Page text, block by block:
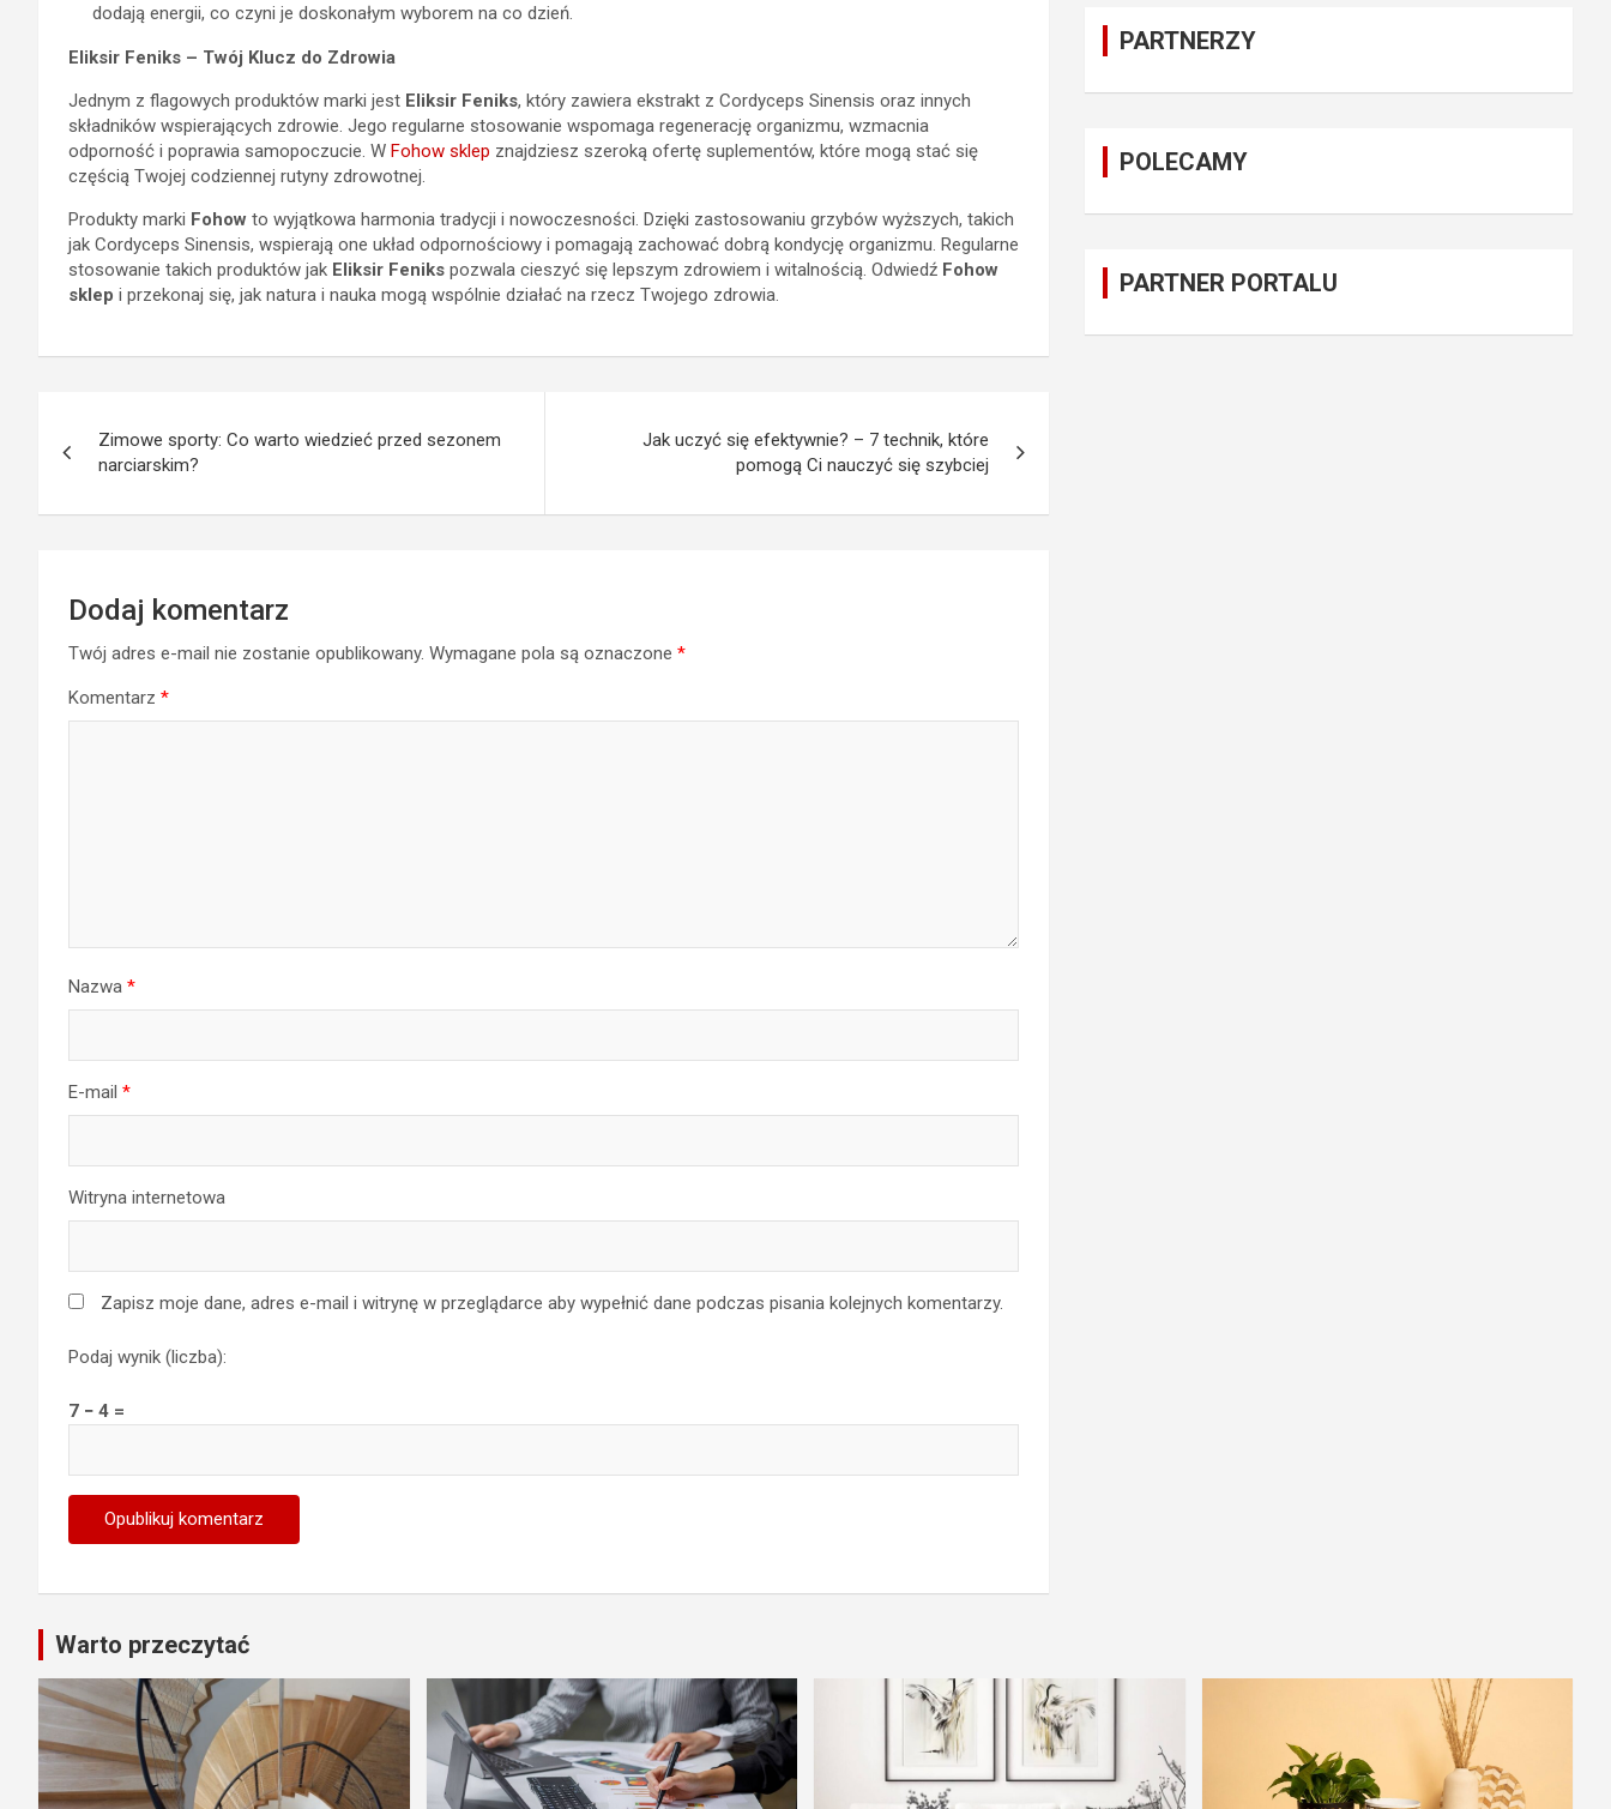
dodają energii, co czyni je doskonałym wyborem na co dzień.
Eliksir Feniks – Twój Klucz do Zdrowia
Jednym z flagowych produktów marki jest Eliksir Feniks, który zawiera ekstrakt z Cordyceps Sinensis oraz innych
składników wspierających zdrowie. Jego regularne stosowanie wspomaga regenerację organizmu, wzmacnia
odporność i poprawia samopoczucie. W Fohow sklep znajdziesz szeroką ofertę suplementów, które mogą stać się
częścią Twojej codziennej rutyny zdrowotnej.
Produkty marki Fohow to wyjątkowa harmonia tradycji i nowoczesności. Dzięki zastosowaniu grzybów wyższych, takich
jak Cordyceps Sinensis, wspierają one układ odpornościowy i pomagają zachować dobrą kondycję organizmu. Regularne
stosowanie takich produktów jak Eliksir Feniks pozwala cieszyć się lepszym zdrowiem i witalnością. Odwiedź Fohow
sklep i przekonaj się, jak natura i nauka mogą wspólnie działać na rzecz Twojego zdrowia.
wpisu
Zimowe sporty: Co warto wiedzieć przed sezonem
narciarskim?
Jak uczyć się efektywnie? – 7 technik, które
pomogą Ci nauczyć się szybciej
Dodaj komentarz
Twój adres e-mail nie zostanie opublikowany. Wymagane pola są oznaczone *
Komentarz *
Nazwa *
E-mail *
Witryna internetowa
Zapisz moje dane, adres e-mail i witrynę w przeglądarce aby wypełnić dane podczas pisania kolejnych komentarzy.
Podaj wynik (liczba):
7 − 4 =
PARTNERZY
POLECAMY
PARTNER PORTALU
Warto przeczytać